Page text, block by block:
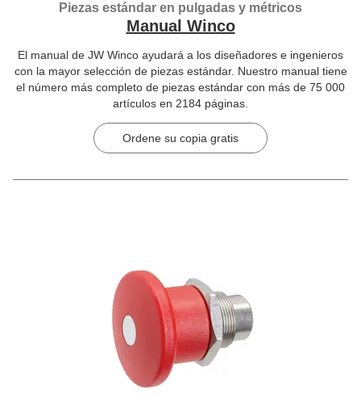
Piezas estándar en pulgadas y métricos
Manual Winco
El manual de JW Winco ayudará a los diseñadores e ingenieros
con la mayor selección de piezas estándar. Nuestro manual tiene
el número más completo de piezas estándar con más de 75 000
artículos en 2184 páginas.
Ordene su copia gratis